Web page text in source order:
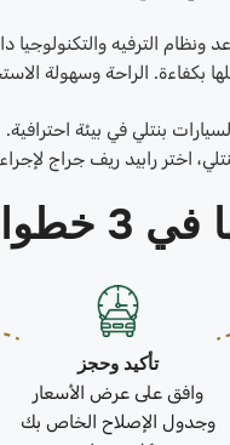
ونظام الترفيه
بكفاءة. الراحة وسهولة
بنتلي في بيئة
اختر رابيد ريف جراج
سهلة؟
تأكيد وحجز
وافق على عرض الأسعار
وجدول الإصلاح الخاص بك